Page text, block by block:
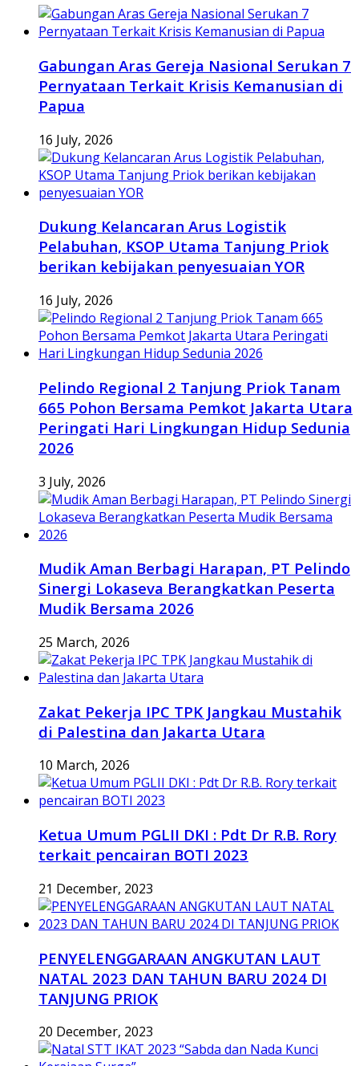
Gabungan Aras Gereja Nasional Serukan 7
Pernyataan Terkait Krisis Kemanusian di
Papua
16 July, 2026
Dukung Kelancaran Arus Logistik
Pelabuhan, KSOP Utama Tanjung Priok
berikan kebijakan penyesuaian YOR
16 July, 2026
Pelindo Regional 2 Tanjung Priok Tanam
665 Pohon Bersama Pemkot Jakarta Utara
Peringati Hari Lingkungan Hidup Sedunia
2026
3 July, 2026
Mudik Aman Berbagi Harapan, PT Pelindo
Sinergi Lokaseva Berangkatkan Peserta
Mudik Bersama 2026
25 March, 2026
Zakat Pekerja IPC TPK Jangkau Mustahik
di Palestina dan Jakarta Utara
10 March, 2026
Ketua Umum PGLII DKI : Pdt Dr R.B. Rory
terkait pencairan BOTI 2023
21 December, 2023
PENYELENGGARAAN ANGKUTAN LAUT
NATAL 2023 DAN TAHUN BARU 2024 DI
TANJUNG PRIOK
20 December, 2023